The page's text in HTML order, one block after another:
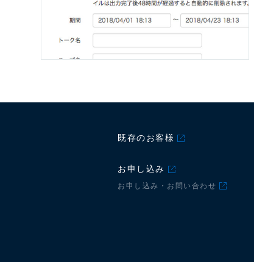
既存のお客様
お申し込み
お申し込み・お問い合わせ